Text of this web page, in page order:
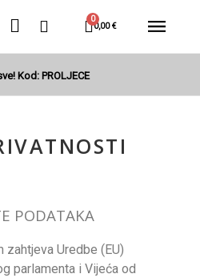
0,00 €
Kod: PROLJECE
PODATAKA
Uredbe (EU)
parlamenta i Vijeća od